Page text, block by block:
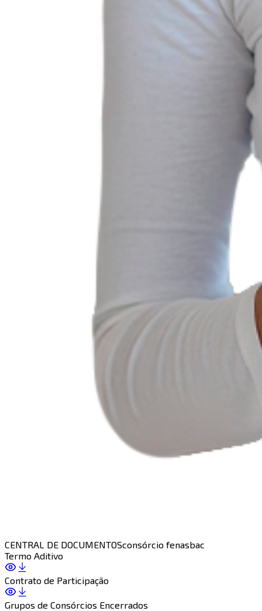
CENTRAL DE DOCUMENTOSconsórcio fenasbac
Termo Aditivo
Contrato de Participação
Grupos de Consórcios Encerrados